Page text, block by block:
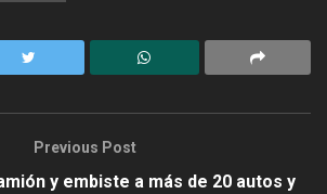
Previous Post
y embiste a más de 20 autos y